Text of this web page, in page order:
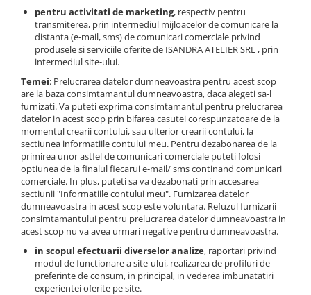
pentru activitati de marketing, respectiv pentru
transmiterea, prin intermediul mijloacelor de comunicare la
distanta (e-mail, sms) de comunicari comerciale privind
produsele si serviciile oferite de ISANDRA ATELIER SRL , prin
intermediul site-ului.
Temei: Prelucrarea datelor dumneavoastra pentru acest scop
are la baza consimtamantul dumneavoastra, daca alegeti sa-l
furnizati. Va puteti exprima consimtamantul pentru prelucrarea
datelor in acest scop prin bifarea casutei corespunzatoare de la
momentul crearii contului, sau ulterior crearii contului, la
sectiunea informatiile contului meu. Pentru dezabonarea de la
primirea unor astfel de comunicari comerciale puteti folosi
optiunea de la finalul fiecarui e-mail/ sms continand comunicari
comerciale. In plus, puteti sa va dezabonati prin accesarea
sectiunii "Informatiile contului meu". Furnizarea datelor
dumneavoastra in acest scop este voluntara. Refuzul furnizarii
consimtamantului pentru prelucrarea datelor dumneavoastra in
acest scop nu va avea urmari negative pentru dumneavoastra.
in scopul efectuarii diverselor analize, raportari privind
modul de functionare a site-ului, realizarea de profiluri de
preferinte de consum, in principal, in vederea imbunatatiri
experientei oferite pe site.